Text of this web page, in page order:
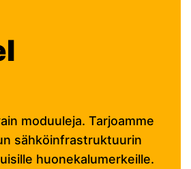
moduuleja. Tarjoamme
sähköinfrastruktuurin
huonekalumerkeille.